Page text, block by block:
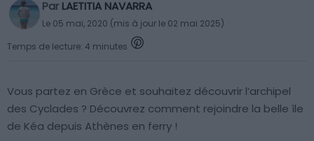
Par LAETITIA NAVARRA
Le 05 mai, 2020 (mis à jour le 02 mai 2025)
Temps de lecture: 4 minutes
Vous partez en Grèce et souhaitez découvrir l’archipel
des Cyclades ? Découvrez comment rejoindre la belle île
de Kéa depuis Athènes en ferry !